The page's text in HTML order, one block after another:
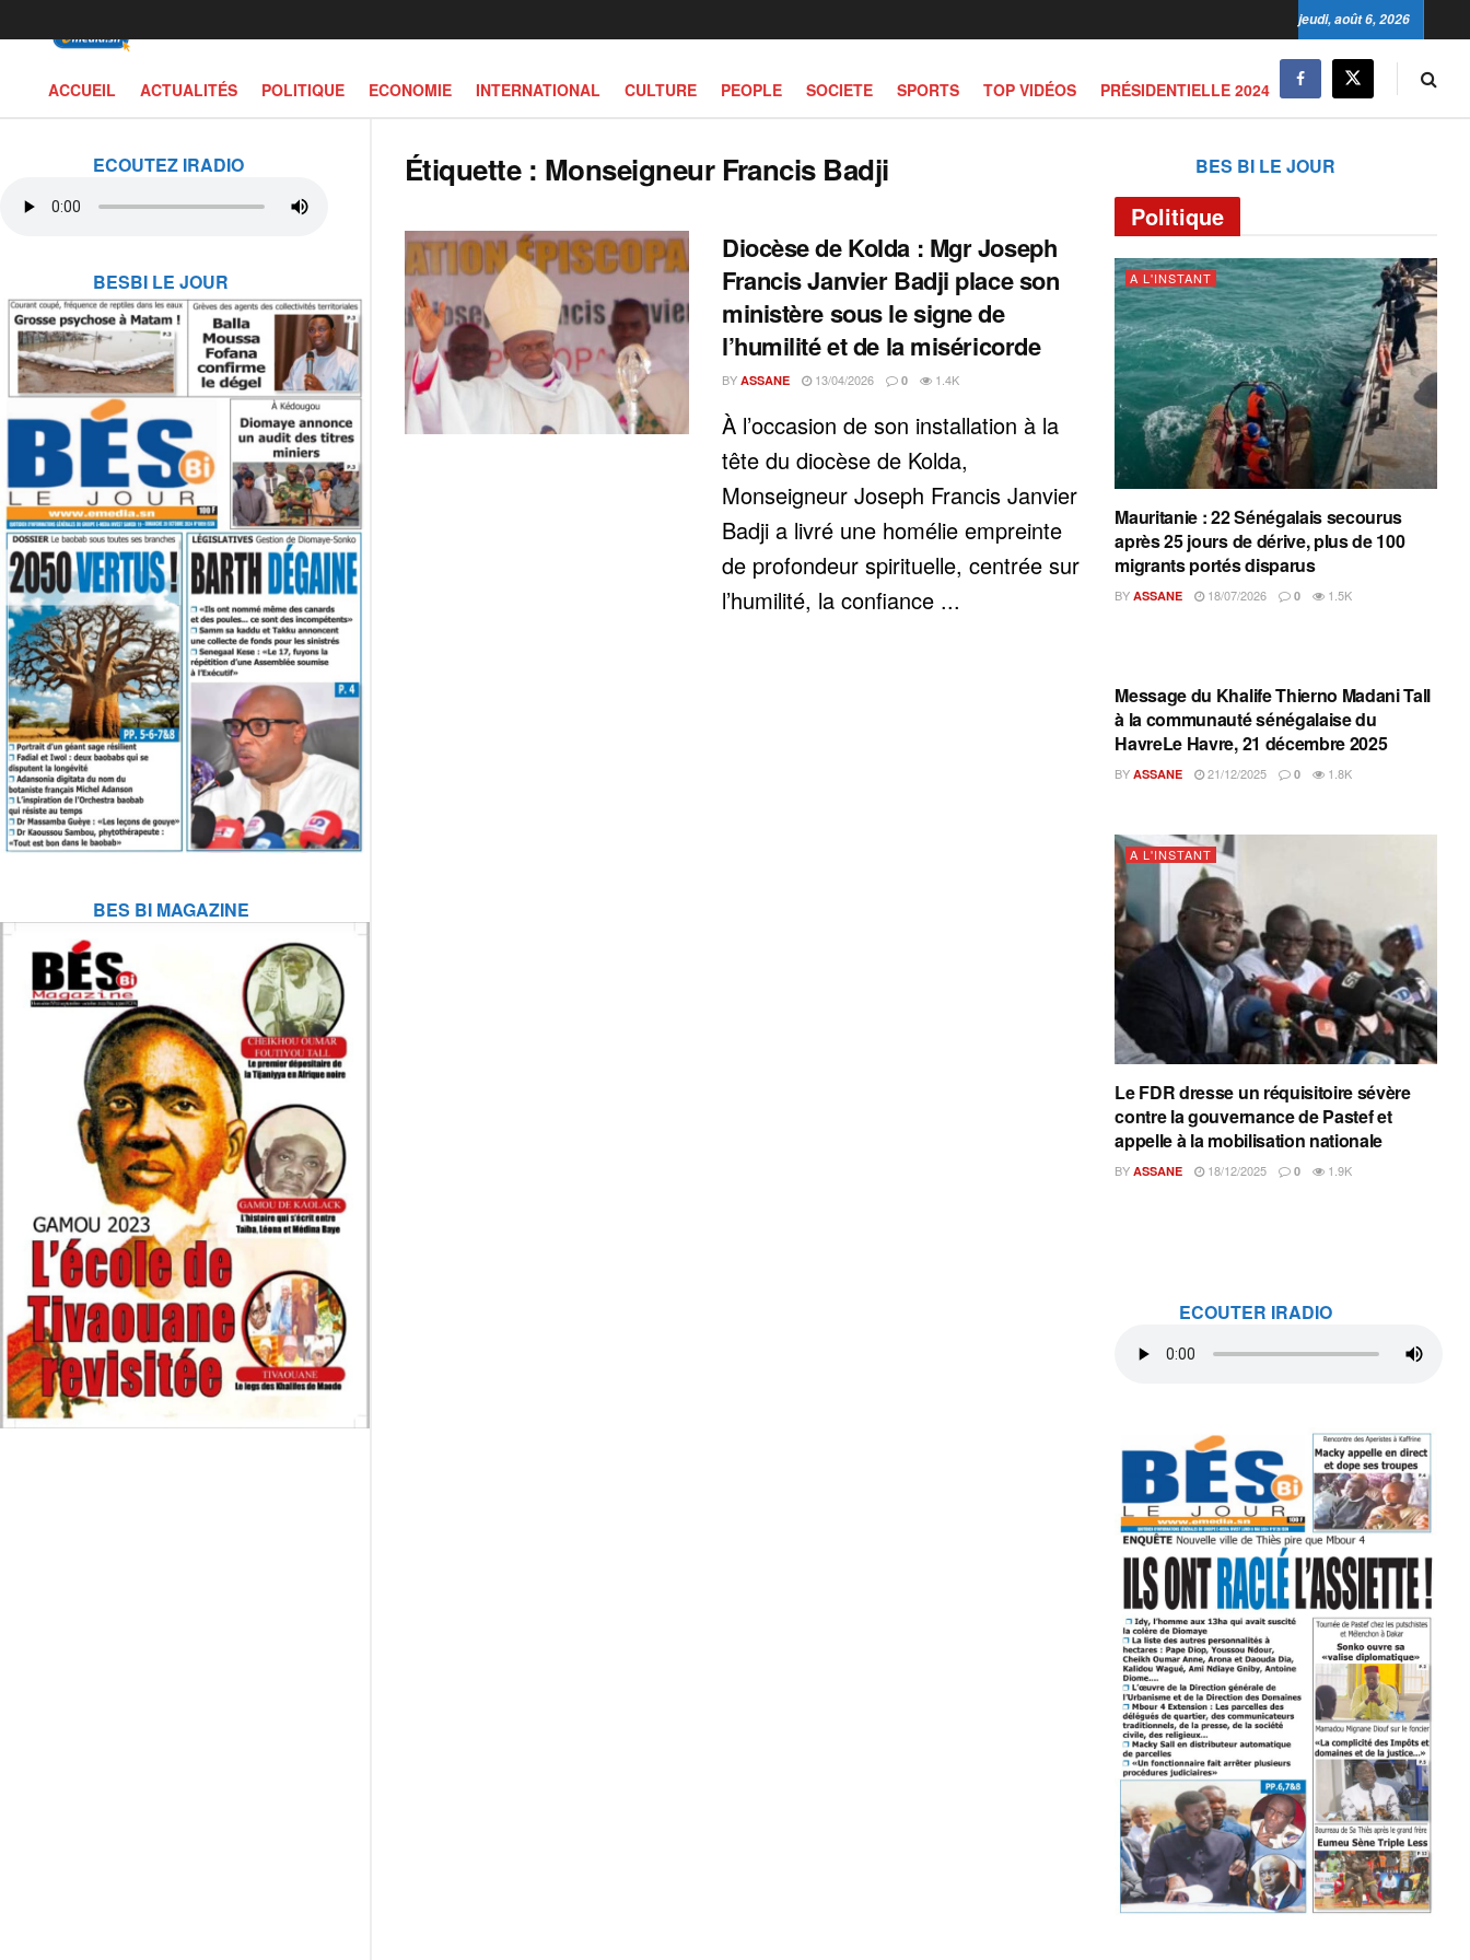
ECOUTEZ IRADIO
BESBI LE JOUR
BES BI MAGAZINE
jeudi, août 6, 2026
ACCUEIL ACTUALITÉS POLITIQUE ECONOMIE INTERNATIONAL CULTURE PEOPLE SOCIETE SPORTS TOP VIDÉOS PRÉSIDENTIELLE 2024
Étiquette : Monseigneur Francis Badji
Diocèse de Kolda : Mgr Joseph
Francis Janvier Badji place son
ministère sous le signe de
l’humilité et de la miséricorde
BY ASSANE 13/04/2026 0 1.4K
À l’occasion de son installation à la
tête du diocèse de Kolda,
Monseigneur Joseph Francis Janvier
Badji a livré une homélie empreinte
de profondeur spirituelle, centrée sur
l’humilité, la confiance ...
BES BI LE JOUR
Politique
A L'INSTANT
Mauritanie : 22 Sénégalais secourus
après 25 jours de dérive, plus de 100
migrants portés disparus
BY ASSANE 18/07/2026 0 1.5K
A L'INSTANT
Message du Khalife Thierno Madani Tall
à la communauté sénégalaise du
HavreLe Havre, 21 décembre 2025
BY ASSANE 21/12/2025 0 1.8K
A L'INSTANT
Le FDR dresse un réquisitoire sévère
contre la gouvernance de Pastef et
appelle à la mobilisation nationale
BY ASSANE 18/12/2025 0 1.9K
ECOUTER IRADIO